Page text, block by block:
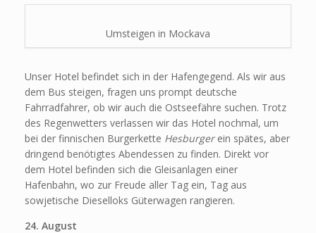
Umsteigen in Mockava
Unser Hotel befindet sich in der Hafengegend. Als wir aus
dem Bus steigen, fragen uns prompt deutsche
Fahrradfahrer, ob wir auch die Ostseefähre suchen. Trotz
des Regenwetters verlassen wir das Hotel nochmal, um
bei der finnischen Burgerkette Hesburgerein spätes, aber
dringend benötigtes Abendessen zu finden. Direkt vor
dem Hotel befinden sich die Gleisanlagen einer
Hafenbahn, wo zur Freude aller Tag ein, Tag aus
sowjetische Dieselloks Güterwagen rangieren.
24. August